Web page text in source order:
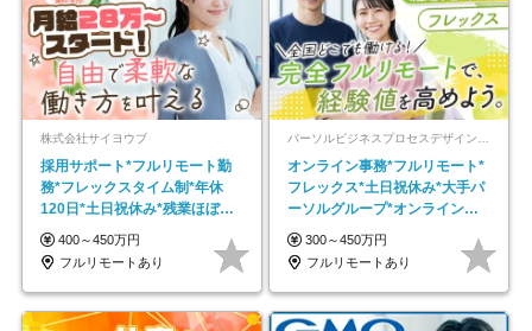
株式会社サイヨウブ
採用サポート*フルリモート勤
務*フレックスタイム制*年休
120日*土日祝休み*残業ほぼな
し*育児中社員8割以上
400～450万円
フルリモートあり
パーソルビジネスプロセスデザイン株式会社 事業開発本部
オンライン事務*フルリモート*
フレックス*土日祝休み*大手パ
ーソルグループ*オンライン面
接*30～40代活躍中
300～450万円
フルリモートあり